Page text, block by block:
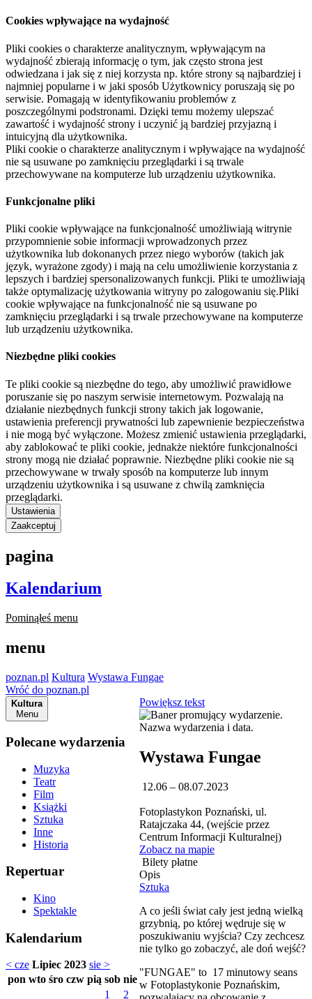
Cookies wpływające na wydajność
Pliki cookies o charakterze analitycznym, wpływającym na
wydajność zbierają informację o tym, jak często strona jest
odwiedzana i jak się z niej korzysta np. które strony są najbardziej i
najmniej popularne i w jaki sposób Użytkownicy poruszają się po
serwisie. Pomagają w identyfikowaniu problemów z
poszczególnymi podstronami. Dzięki temu możemy ulepszać
zawartość i wydajność strony i uczynić ją bardziej przyjazną i
intuicyjną dla użytkownika.
Pliki cookie o charakterze analitycznym i wpływające na wydajność
nie są usuwane po zamknięciu przeglądarki i są trwale
przechowywane na komputerze lub urządzeniu użytkownika.
Funkcjonalne pliki
Pliki cookie wpływające na funkcjonalność umożliwiają witrynie
przypomnienie sobie informacji wprowadzonych przez
użytkownika lub dokonanych przez niego wyborów (takich jak
język, wyrażone zgody) i mają na celu umożliwienie korzystania z
lepszych i bardziej spersonalizowanych funkcji. Pliki te umożliwiają
także optymalizację użytkowania witryny po zalogowaniu się.Pliki
cookie wpływające na funkcjonalność nie są usuwane po
zamknięciu przeglądarki i są trwale przechowywane na komputerze
lub urządzeniu użytkownika.
Niezbędne pliki cookies
Te pliki cookie są niezbędne do tego, aby umożliwić prawidłowe
poruszanie się po naszym serwisie internetowym. Pozwalają na
działanie niezbędnych funkcji strony takich jak logowanie,
ustawienia preferencji prywatności lub zapewnienie bezpieczeństwa
i nie mogą być wyłączone. Możesz zmienić ustawienia przeglądarki,
aby zablokować te pliki cookie, jednakże niektóre funkcjonalności
strony mogą nie działać poprawnie. Niezbędne pliki cookie nie są
przechowywane w trwały sposób na komputerze lub innym
urządzeniu użytkownika i są usuwane z chwilą zamknięcia
przeglądarki.
Ustawienia
Zaakceptuj
pagina
Kalendarium
Pominąłeś menu
menu
poznan.pl Kultura Wystawa Fungae
Wróć do poznan.pl
Kultura
Menu
Polecane wydarzenia
Muzyka
Teatr
Film
Książki
Sztuka
Inne
Historia
Repertuar
Kino
Spektakle
Kalendarium
< cze Lipiec 2023 sie >
pon wto śro czw pią sob nie
1
2
Powiększ tekst
Wystawa Fungae
12.06 – 08.07.2023
Fotoplastykon Poznański, ul.
Ratajczaka 44, (wejście przez
Centrum Informacji Kulturalnej)
Zobacz na mapie
Bilety płatne
Opis
Sztuka
A co jeśli świat cały jest jedną wielką
grzybnią, po której wędruje się w
poszukiwaniu wyjścia? Czy zechcesz
nie tylko go zobaczyć, ale doń wejść?
"FUNGAE" to 17 minutowy seans
w Fotoplastykonie Poznańskim,